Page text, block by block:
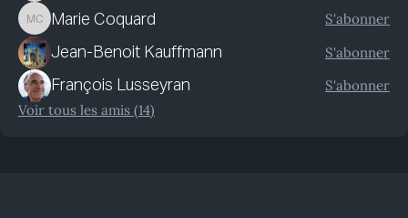
Marie Coquard
Marie Coquard S'abonner
Jean-Benoit Kauffmann S'abonner
François Lusseyran
S'abonner
Voir tous les amis (14)